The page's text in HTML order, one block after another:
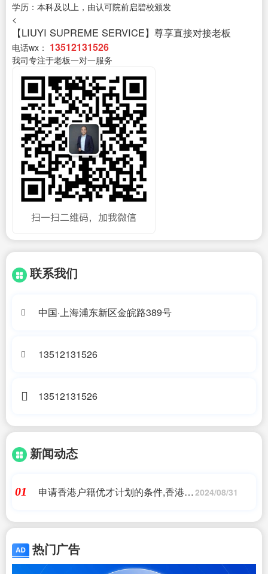
学历：本科及以上，由认可院前启碧校颁发
<
【LIUYI SUPREME SERVICE】尊享直接对接老板
电话wx： 13512131526
我司专注于老板一对一服务
联系我们
中国·上海浦东新区金皖路389号
13512131526
13512131526
新闻动态
01
申请香港户籍优才计划的条件,香港优
民_问答
2024/08/31
热门广告